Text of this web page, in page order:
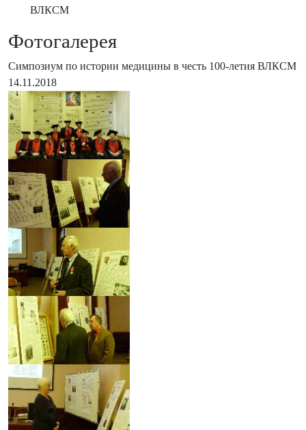
ВЛКСМ
Фотогалерея
Симпозиум по истории медицины в честь 100-летия ВЛКСМ
14.11.2018